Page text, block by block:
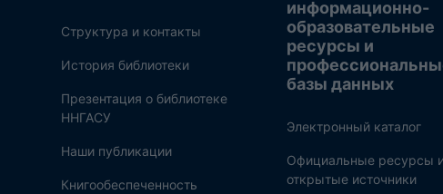
Структура и контакты
История библиотеки
Презентация о библиотеке
ННГАСУ
Наши публикации
Книгообеспеченность
информационно-
образовательные
ресурсы и
базы данных
Электронный каталог
Официальные ресурсы
открытые источники